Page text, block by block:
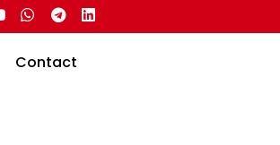
Contact
Directory
Contact